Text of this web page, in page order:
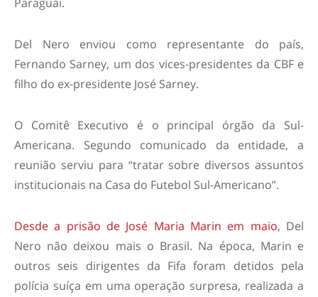
Del Nero enviou como representante do país,
Fernando Sarney, um dos vices-presidentes da CBF e
filho do ex-presidente José Sarney.
O Comitê Executivo é o principal órgão da Sul-
Americana. Segundo comunicado da entidade, a
reunião serviu para “tratar sobre diversos assuntos
institucionais na Casa do Futebol Sul-Americano”.
Desde a prisão de José Maria Marin em maio, Del
Nero não deixou mais o Brasil. Na época, Marin e
outros seis dirigentes da Fifa foram detidos pela
polícia suíça em uma operação surpresa, realizada a